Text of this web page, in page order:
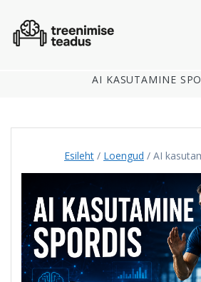
AI KASUTAMINE
Esileht / Loengud / AI